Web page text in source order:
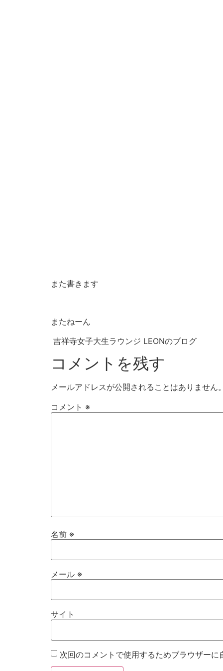
また書きます
またねーん
吉祥寺女子大生ラウンジ LEONのブログ
コメントを残す
メールアドレスが公開されることはありません。
コメント ※
名前 ※
メール ※
サイト
次回のコメントで使用するためブラウザーに